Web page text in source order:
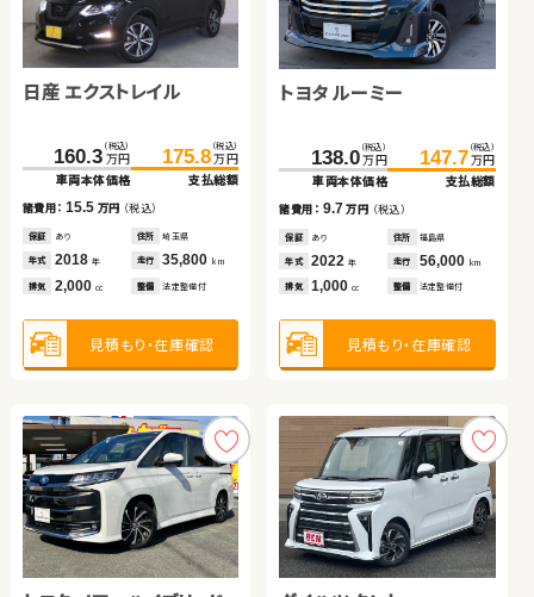
日産 エクストレイル
160.3 （税込）
万円
車両本体価格
175.8 （税込）
万円
支払総額
諸費用：15.5 万円 （税込）
保証 あり 住所 埼玉県
年式 2018 年 走行 35,800 km
排気 2,000 cc 整備 法定整備付
見積もり・在庫確認
トヨタ ルーミー
138.0 （税込）
万円
車両本体価格
147.7 （税込）
万円
支払総額
諸費用： 9.7万円 （税込）
保証 あり 住所 福島県
年式 2022年 走行 56,000 km
排気 1,000cc 整備 法定整備付
見積もり・在庫確認
ホンダ フィット ハイブリ
64.8 （税込）
万円
車両本体価格
84.1 （税込）
万円
支払総額
諸費用：19.3 万円 （税込）
保証 あり 住所 千葉県
年式 2013 年 走行 45,800 km
排気 1,500 cc 整備 法定整備付
見積もり・在庫確認
トヨタ ヴォクシー
285.8 （税込）
万円
車両本体価格
299.5 （税込）
万円
支払総額
諸費用： 13.7万円（税込）
保証 あり 住所 岩手県
年式 2020年 走行 48,100 km
排気 2,000cc 整備 法定整備付
見積もり・在庫確認
スズキ アルト ＨＢ
73.0 （税込）
万円
車両本体価格
79.8 （税込）
万円
支払総額
諸費用：6.8万円（税込）
保証 あり 住所 岡山県
年式 2021 年 走行 21,400 km
排気 660cc 整備 法定整備付
見積もり・在庫確認
ホンダ フリード＋
118.0 （税込）
万円
車両本体価格
128.8 （税込）
万円
支払総額
諸費用： 10.8万円（税込）
保証 あり 住所 宮城県
年式 2017年 走行 66,500 km
排気 1,500cc 整備 法定整備付
見積もり・在庫確認